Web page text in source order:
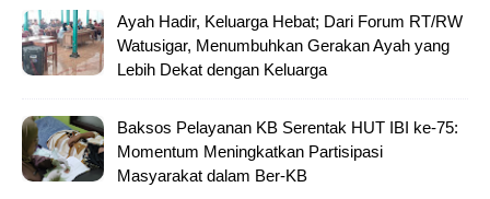
Ayah Hadir, Keluarga Hebat; Dari Forum RT/RW
Watusigar, Menumbuhkan Gerakan Ayah yang
Lebih Dekat dengan Keluarga
Baksos Pelayanan KB Serentak HUT IBI ke-75:
Momentum Meningkatkan Partisipasi
Masyarakat dalam Ber-KB